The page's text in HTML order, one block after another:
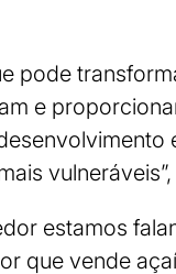
pode
e
estamos
que vende